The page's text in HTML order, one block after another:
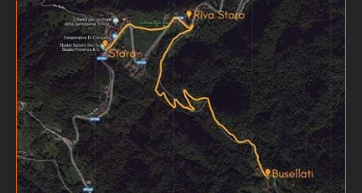
Camminare, più salute divertendosi!
> Archivio iniziative passate
> Gita in val di Non e le sue bellezze
> Quattro passi nella storia...
> Festa della SS.Trinità
> La Valle dell'Agno nella Grande Guerra
> Serata informativa - disostruzione pediatrica in